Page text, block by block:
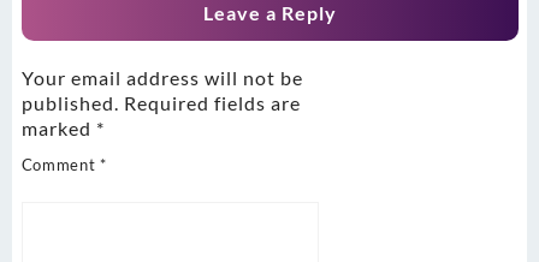
Leave a Reply
Your email address will not be
published. Required fields are
marked *
Comment*